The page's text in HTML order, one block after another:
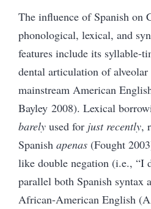
The influence of Spanish on
phonological, lexical, and
features include its syllable-
dental articulation of
mainstream American
Bayley 2008). Lexical
barely used for just recently,
Spanish apenas (Fought
like double negation (i.e., “I
parallel both Spanish syntax
African-American English